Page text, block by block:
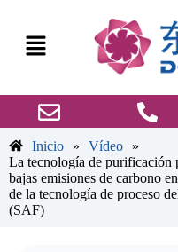
Inicio » Vídeo
»
La tecnología de purificación
bajas emisiones de carbono
de la tecnología de proceso
(SAF)